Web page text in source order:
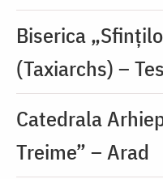
Biserica
(Taxiarchs) –
Catedrala
Treime” – Arad